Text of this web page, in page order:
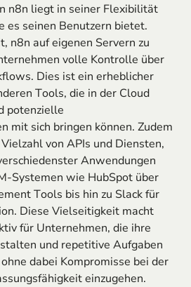
n8n liegt in seiner Flexibilität
es seinen Benutzern bietet.
n8n auf eigenen Servern zu
volle Kontrolle über
Dies ist ein erheblicher
Tools, die in der Cloud
potenzielle
mit sich bringen können. Zudem
von APIs und Diensten,
Anwendungen
Systemen wie HubSpot über
Tools bis hin zu Slack für
Diese Vielseitigkeit macht
für Unternehmen, die ihre
und repetitive Aufgaben
dabei Kompromisse bei der
einzugehen.